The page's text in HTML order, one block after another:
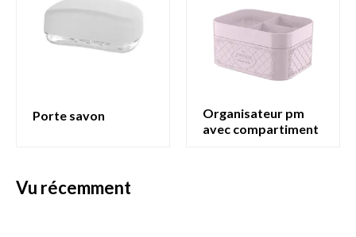
porte savon
organisateur pm
avec compartiment
vu récemment